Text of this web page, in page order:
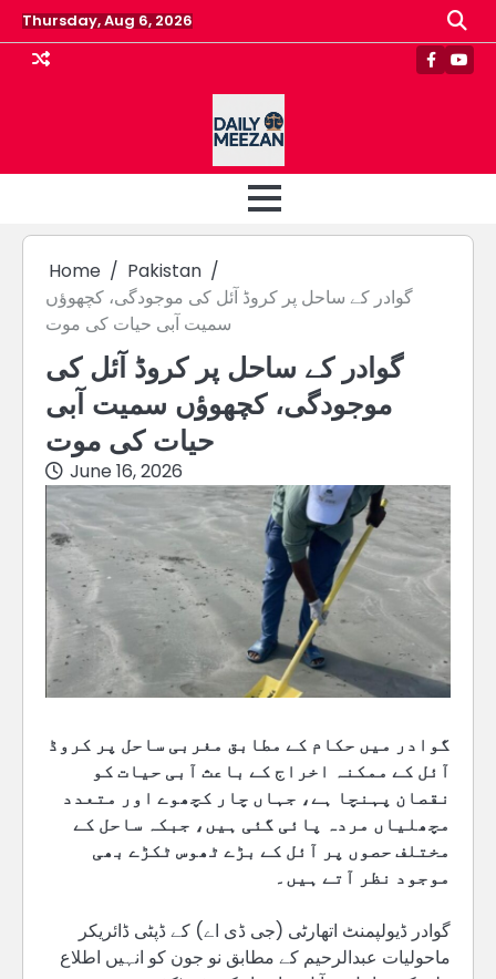
Skip
to
content
Thursday, Aug 6, 2026
Home
Pakistan
گوادر کے ساحل پر کروڈ آئل کی موجودگی، کچھوؤں
سمیت آبی حیات کی موت
گوادر کے ساحل پر کروڈ آئل کی
موجودگی، کچھوؤں سمیت آبی
حیات کی موت
June 16, 2026
گوادر میں حکام کے مطابق مغربی ساحل پر کروڈ
آئل کے ممکنہ اخراج کے باعث آبی حیات کو
نقصان پہنچا ہے، جہاں چار کچھوے اور متعدد
مچھلیاں مردہ پائی گئی ہیں، جبکہ ساحل کے
مختلف حصوں پر آئل کے بڑے ٹھوس ٹکڑے بھی
موجود نظر آتے ہیں۔
گوادر ڈیولپمنٹ اتھارٹی (جی ڈی اے) کے ڈپٹی ڈائریکر
ماحولیات عبدالرحیم کے مطابق نو جون کو انہیں اطلاع